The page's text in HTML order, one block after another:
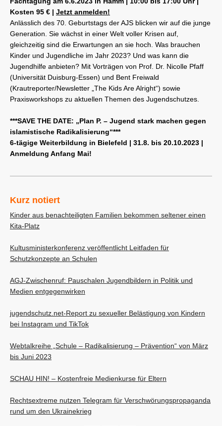
Kosten 95 € | Jetzt anmelden!
Anlässlich des 70. Geburtstags der AJS blicken wir auf die junge
Generation. Sie wächst in einer Welt voller Krisen auf,
gleichzeitig sind die Erwartungen an sie hoch. Was brauchen
Kinder und Jugendliche im Jahr 2023? Und was kann die
Jugendhilfe anbieten? Mit Vorträgen von Prof. Dr. Nicolle Pfaff
(Universität Duisburg-Essen) und Bent Freiwald
(Krautreporter/Newsletter „The Kids Are Alright“) sowie
Praxisworkshops zu aktuellen Themen des Jugendschutzes.
***SAVE THE DATE: „Plan P. – Jugend stark machen gegen
islamistische Radikalisierung“***
6-tägige Weiterbildung in Bielefeld | 31.8. bis 20.10.2023 |
Anmeldung Anfang Mai!
Kurz notiert
Kinder aus benachteiligten Familien bekommen seltener einen
Kita-Platz
Kultusministerkonferenz veröffentlicht Leitfaden für
Schutzkonzepte an Schulen
AGJ-Zwischenruf: Pauschalen Jugendbildern in Politik und
Medien entgegenwirken
jugendschutz.net-Report zu sexueller Belästigung von Kindern
bei Instagram und TikTok
Webtalkreihe „Schule – Radikalisierung – Prävention“ von März
bis Juni 2023
SCHAU HIN! – Kostenfreie Medienkurse für Eltern
Rechtsextreme nutzen Telegram für Verschwörungspropaganda
rund um den Ukrainekrieg